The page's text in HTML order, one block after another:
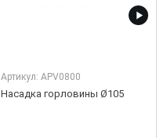
Артикул: APV0800
Насадка горловины Ø105